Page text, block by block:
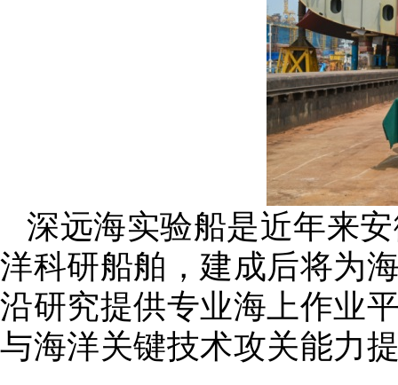
深远海实验船是近年来
洋科研船舶，建成后将为
沿研究提供专业海上作业
与海洋关键技术攻关能力